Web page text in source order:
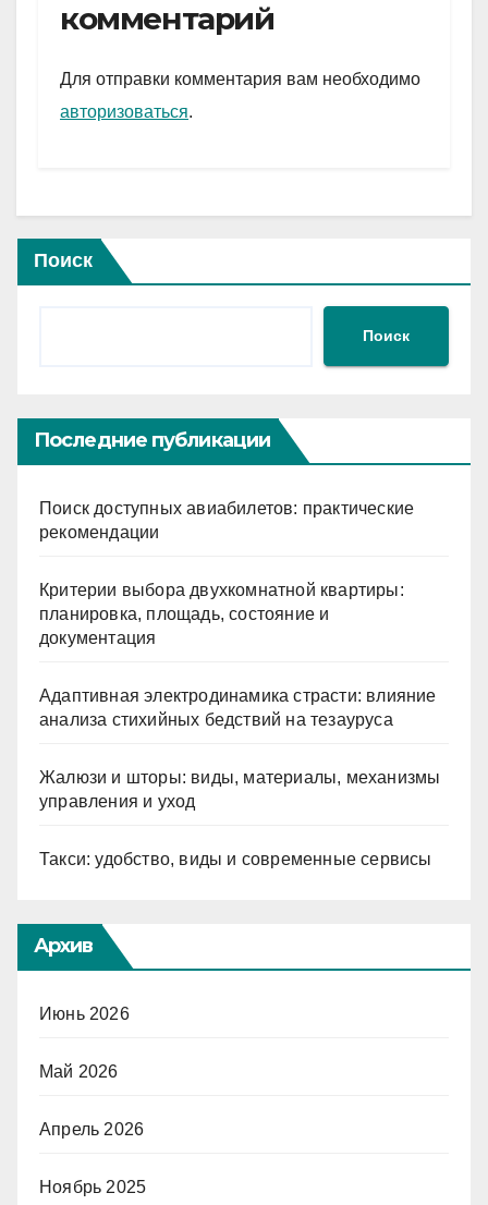
a
m
A
p
и
комментарий
Для отправки комментария вам необходимо
авторизоваться.
Поиск
Поиск
Последние публикации
Поиск доступных авиабилетов: практические
рекомендации
Критерии выбора двухкомнатной квартиры:
планировка, площадь, состояние и
документация
Адаптивная электродинамика страсти: влияние
анализа стихийных бедствий на тезауруса
Жалюзи и шторы: виды, материалы, механизмы
управления и уход
Такси: удобство, виды и современные сервисы
Архив
Июнь 2026
Май 2026
Апрель 2026
Ноябрь 2025